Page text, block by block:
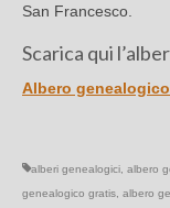
San Francesco.
Scarica qui
Albero
alberi genealogici, albero
genealogico gratis, albero